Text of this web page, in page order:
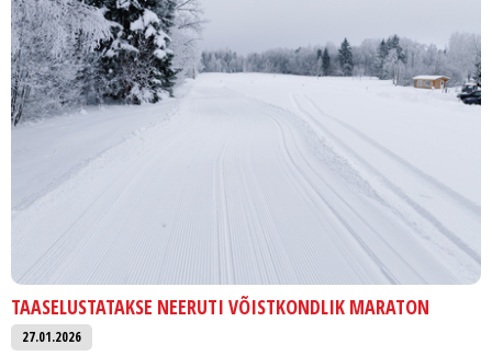
TAASELUSTATAKSE NEERUTI VÕISTKONDLIK MARATON
27.01.2026